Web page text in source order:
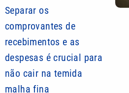
Separar os
comprovantes de
recebimentos e as
despesas é crucial para
não cair na temida
malha fina